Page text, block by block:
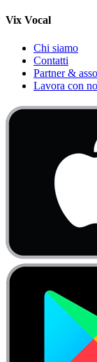
Vix Vocal
Chi siamo
Contatti
Partner &
Lavora con